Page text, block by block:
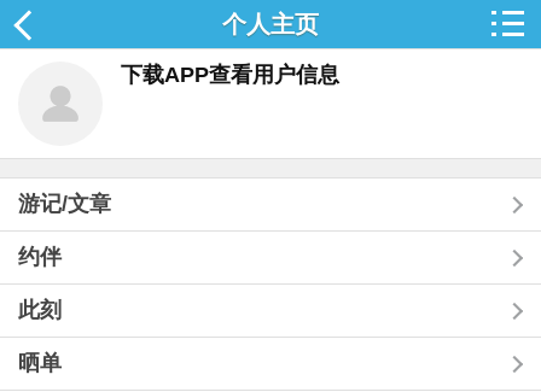
个人主页
下载APP查看用户信息
游记/文章
约伴
此刻
晒单